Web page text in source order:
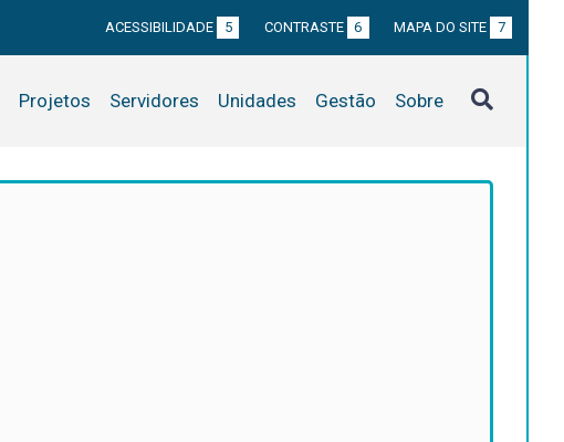
ACESSIBILIDADE 5 CONTRASTE 6 MAPA DO SITE 7
Projetos Servidores Unidades Gestão Sobre